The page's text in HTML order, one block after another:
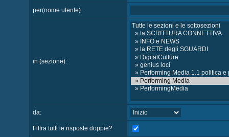
per(nome utente):
in (sezione):
da:
Filtra tutti le risposte doppie?